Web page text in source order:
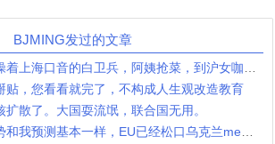
BJMING发过的文章
贴，您看看就完了，不构成人生观改造教育
散了。大国耍流氓，联合国无用。